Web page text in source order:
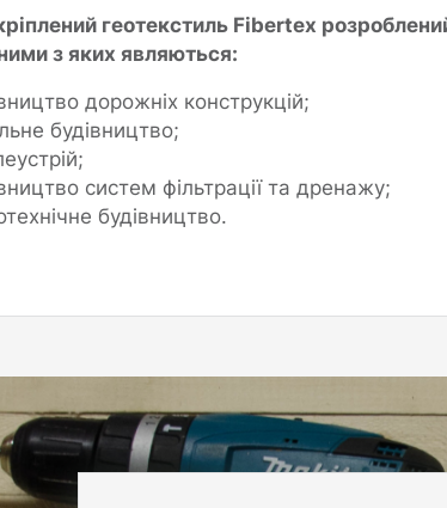
геотекстиль Fibertex
з яких являються:
дорожніх конструкцій;
будівництво;
систем фільтрації та дренажу;
будівництво.